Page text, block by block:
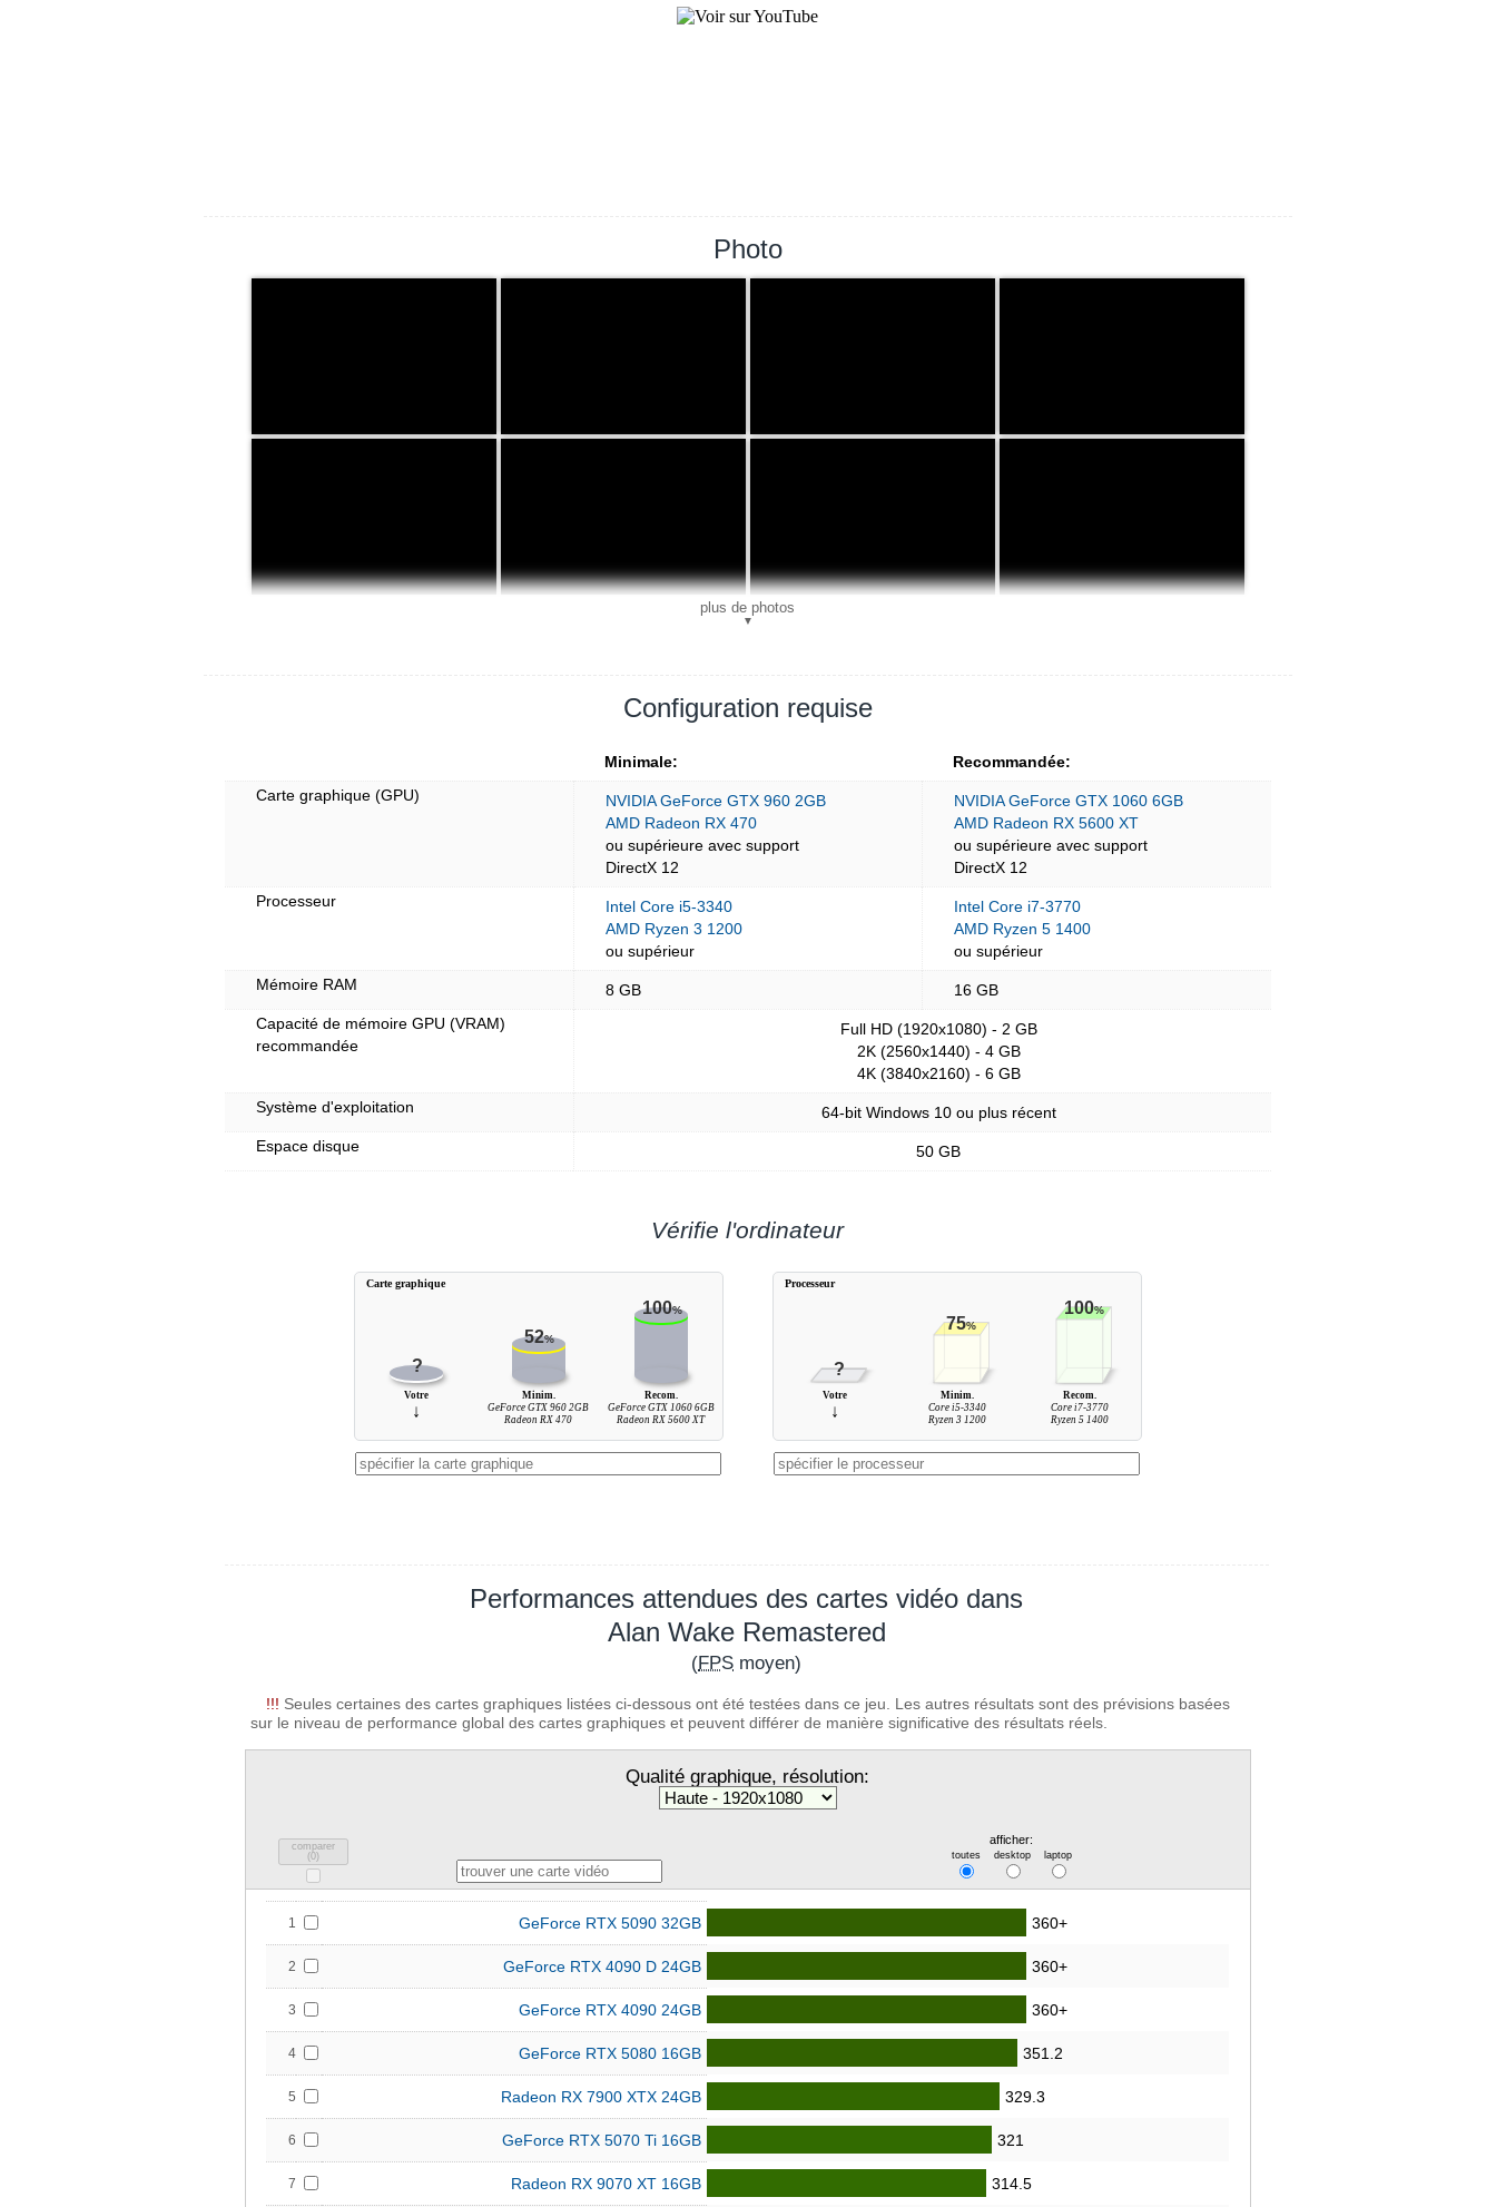
Photo
plus de photos
▼
Configuration requise
Minimale:
Recommandée:
Carte graphique (GPU)
NVIDIA GeForce GTX 960 2GB
AMD Radeon RX 470
ou supérieure avec support
DirectX 12
NVIDIA GeForce GTX 1060 6GB
AMD Radeon RX 5600 XT
ou supérieure avec support
DirectX 12
Processeur
Intel Core i5-3340
AMD Ryzen 3 1200
ou supérieur
Intel Core i7-3770
AMD Ryzen 5 1400
ou supérieur
Mémoire RAM
8 GB
16 GB
Capacité de mémoire GPU (VRAM)
recommandée
Full HD (1920x1080) - 2 GB
2K (2560x1440) - 4 GB
4K (3840x2160) - 6 GB
Système d'exploitation
64-bit Windows 10 ou plus récent
Espace disque
50 GB
Vérifie l'ordinateur
?
52%
100%
Votre
↓
Minim.
GeForce GTX 960 2GB
Radeon RX 470
Recom.
GeForce GTX 1060 6GB
Radeon RX 5600 XT
Carte graphique
?
75%
100%
Votre
↓
Minim.
Core i5-3340
Ryzen 3 1200
Recom.
Core i7-3770
Ryzen 5 1400
Processeur
Performances attendues des cartes vidéo dans
Alan Wake Remastered
(FPS moyen)
!!! Seules certaines des cartes graphiques listées ci-dessous ont été testées dans ce jeu. Les autres résultats sont des prévisions basées
sur le niveau de performance global des cartes graphiques et peuvent différer de manière significative des résultats réels.
Qualité graphique, résolution:
comparer
(0)
afficher:
toutes desktop laptop
1 GeForce RTX 5090 32GB 360+
2 GeForce RTX 4090 D 24GB 360+
3 GeForce RTX 4090 24GB 360+
4 GeForce RTX 5080 16GB 351.2
5 Radeon RX 7900 XTX 24GB 329.3
6 GeForce RTX 5070 Ti 16GB 321
7 Radeon RX 9070 XT 16GB 314.5